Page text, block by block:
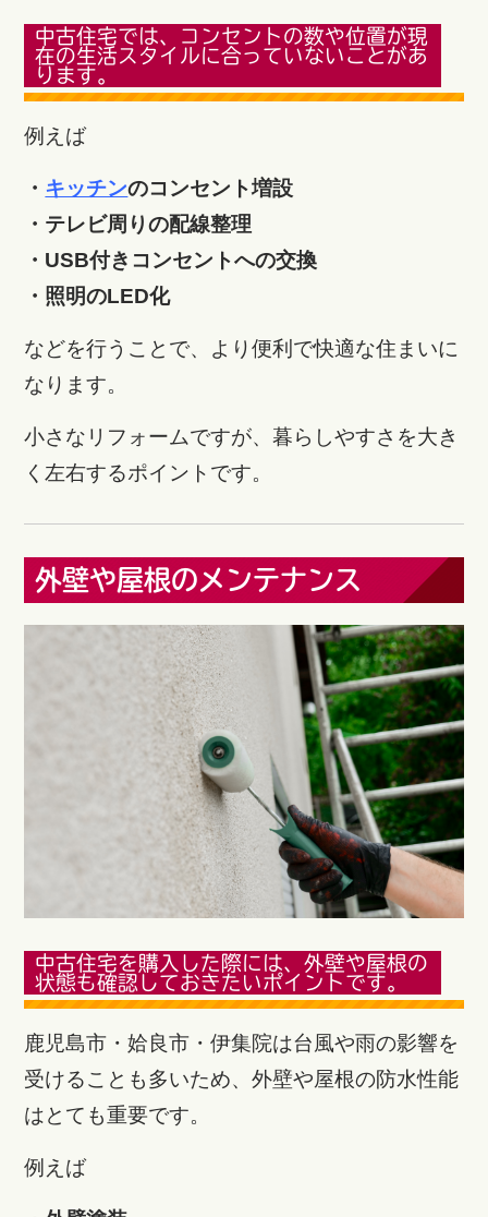
中古住宅では、コンセントの数や位置が現
在の生活スタイルに合っていないことがあ
ります。
例えば
・ キッチンのコンセント増設
・テレビ周りの配線整理
・USB付きコンセントへの交換
・照明のLED化
などを行うことで、より便利で快適な住まいに
なります。
小さなリフォームですが、暮らしやすさを大き
く左右するポイントです。
外壁や屋根のメンテナンス
中古住宅を購入した際には、外壁や屋根の
状態も確認しておきたいポイントです。
鹿児島市・姶良市・伊集院は台風や雨の影響を
受けることも多いため、外壁や屋根の防水性能
はとても重要です。
例えば